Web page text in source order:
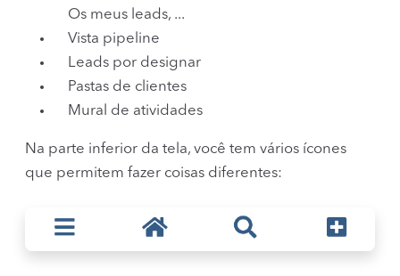
Os meus leads, ...
Vista pipeline
Leads por designar
Pastas de clientes
Mural de atividades
Na parte inferior da tela, você tem vários ícones
que permitem fazer coisas diferentes: